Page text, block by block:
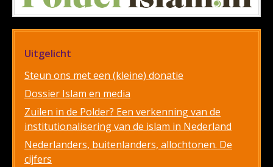
Uitgelicht
Steun ons met een (kleine) donatie
Dossier Islam en media
Zuilen in de Polder? Een verkenning van de
institutionalisering van de islam in Nederland
Nederlanders, buitenlanders, allochtonen. De
cijfers